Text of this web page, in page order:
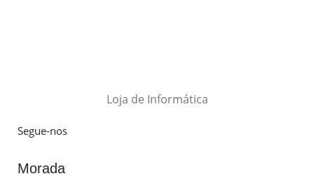
Loja de Informática
Segue-nos
Morada